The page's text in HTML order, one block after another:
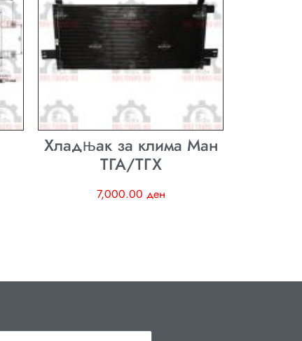
Хладњак за клима Ман
ТГА/ТГХ
7,000.00 ден